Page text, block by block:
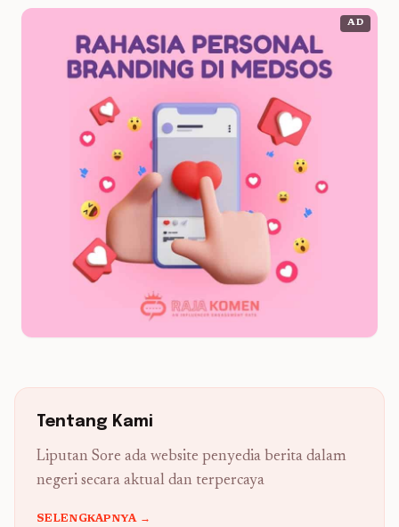
AD
Tentang Kami
Liputan Sore ada website penyedia berita dalam
negeri secara aktual dan terpercaya
SELENGKAPNYA →